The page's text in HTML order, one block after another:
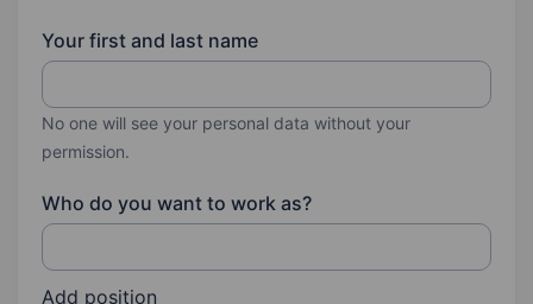
Your first and last name
No one will see your personal data without your
permission.
Who do you want to work as?
Add position